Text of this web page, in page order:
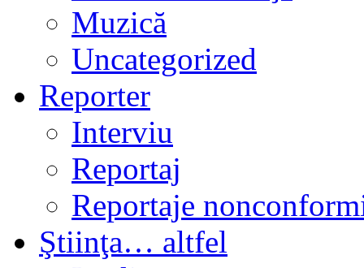
Muzică
Uncategorized
Reporter
Interviu
Reportaj
Reportaje
Ştiinţa… altfel